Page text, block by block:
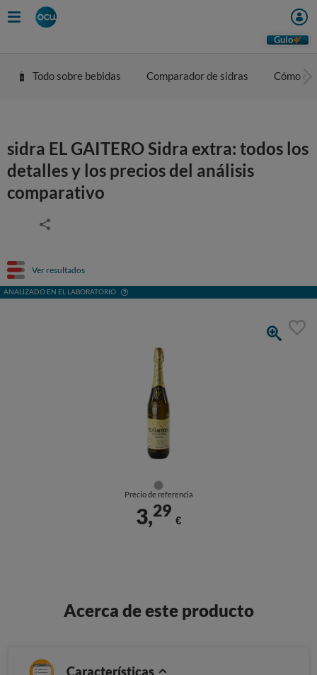
Guio
Todo sobre bebidas Comparador de sidras Cómo
sidra EL GAITERO Sidra extra: todos los
detalles y los precios del análisis
comparativo
Ver resultados
ANALIZADO EN EL LABORATORIO
Precio de referencia
3,29
€
Acerca de este producto
Características